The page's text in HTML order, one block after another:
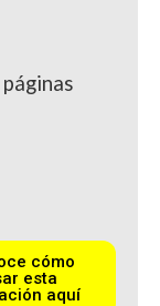
cómo
esta
aquí